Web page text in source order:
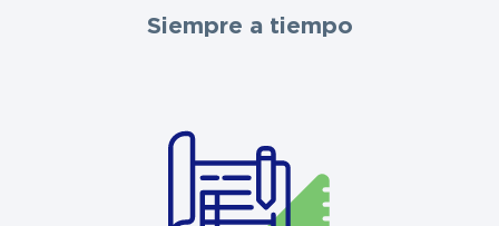
Siempre a tiempo